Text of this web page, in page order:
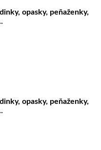
opasky, peňaženky,
opasky, peňaženky,